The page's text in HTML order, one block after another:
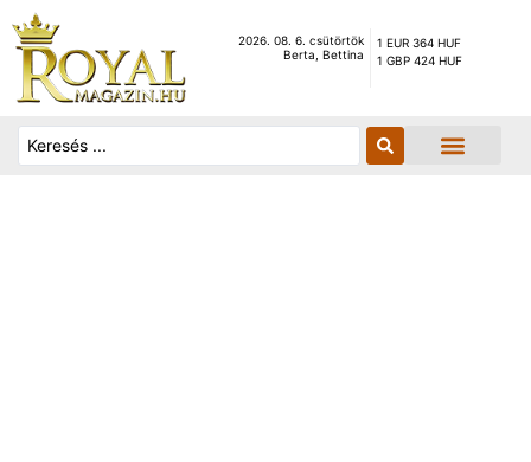
2026. 08. 6. csütörtök
Berta, Bettina
1 EUR 364 HUF
1 GBP 424 HUF